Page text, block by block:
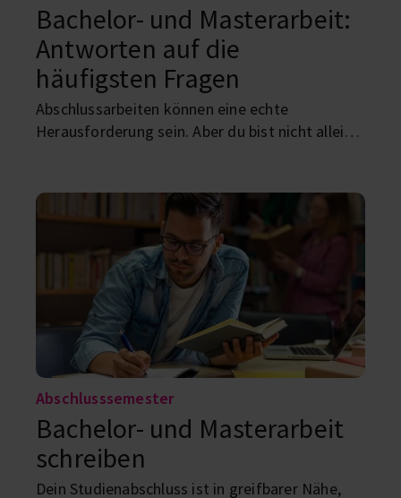
Bachelor- und Masterarbeit:
Antworten auf die
häufigsten Fragen
Abschlussarbeiten können eine echte
Herausforderung sein. Aber du bist nicht alleine,
wir Antworten.
Abschlusssemester
Bachelor- und Masterarbeit
schreiben
Dein Studienabschluss ist in greifbarer Nähe,